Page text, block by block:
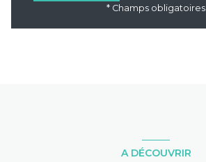
* Champs obligatoires
A DÉCOUVRIR